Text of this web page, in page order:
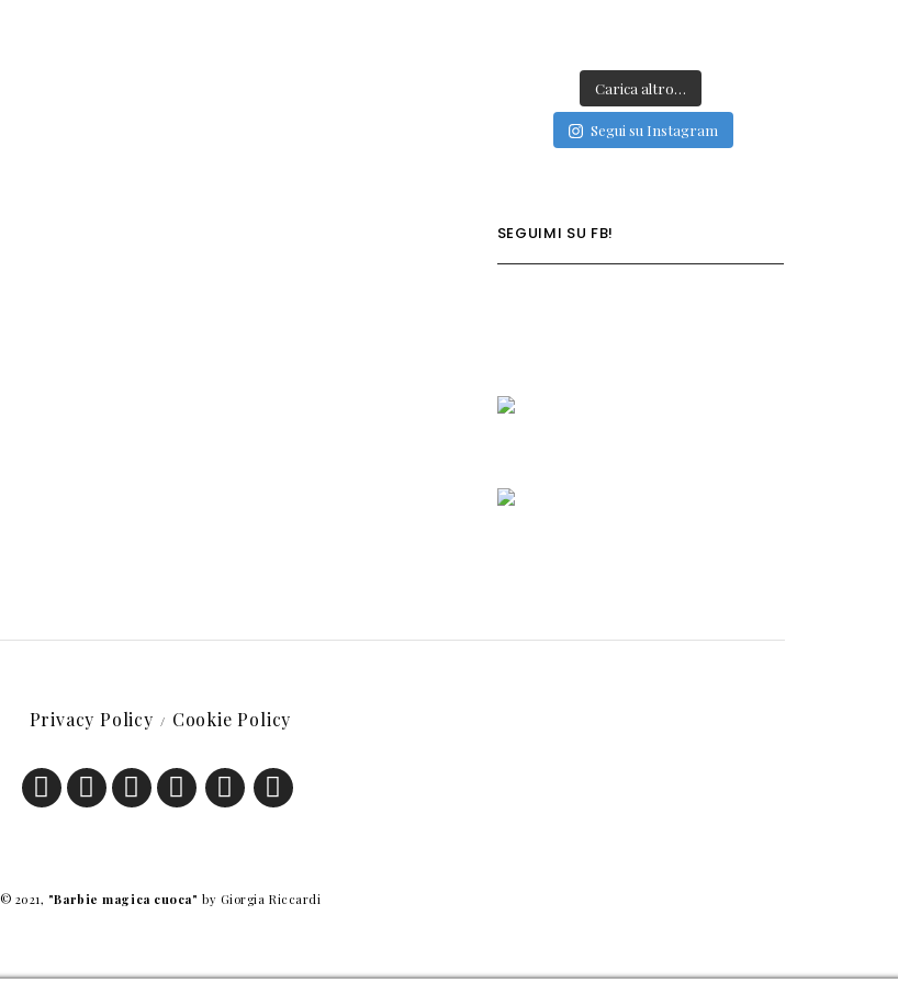
Carica altro…
Segui su Instagram
SEGUIMI SU FB!
Privacy Policy Cookie Policy
© 2021, "Barbie magica cuoca" by Giorgia Riccardi